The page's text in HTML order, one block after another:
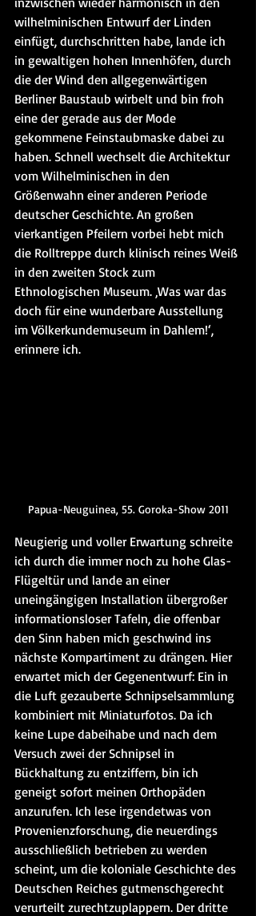
wilhelminischen Entwurf der Linden
einfügt, durchschritten habe, lande ich
in gewaltigen hohen Innenhöfen, durch
die der Wind den allgegenwärtigen
Berliner Baustaub wirbelt und bin froh
eine der gerade aus der Mode
gekommene Feinstaubmaske dabei zu
haben. Schnell wechselt die Architektur
vom Wilhelminischen in den
Größenwahn einer anderen Periode
deutscher Geschichte. An großen
vierkantigen Pfeilern vorbei hebt mich
die Rolltreppe durch klinisch reines Weiß
in den zweiten Stock zum
Ethnologischen Museum. ‚Was war das
doch für eine wunderbare Ausstellung
im Völkerkundemuseum in Dahlem!‘,
erinnere ich.
Papua-Neuguinea, 55. Goroka-Show 2011
Neugierig und voller Erwartung schreite
ich durch die immer noch zu hohe Glas-
Flügeltür und lande an einer
uneingängigen Installation übergroßer
informationsloser Tafeln, die offenbar
den Sinn haben mich geschwind ins
nächste Kompartiment zu drängen. Hier
erwartet mich der Gegenentwurf: Ein in
die Luft gezauberte Schnipselsammlung
kombiniert mit Miniaturfotos. Da ich
keine Lupe dabeihabe und nach dem
Versuch zwei der Schnipsel in
Bückhaltung zu entziffern, bin ich
geneigt sofort meinen Orthopäden
anzurufen. Ich lese irgendetwas von
Provenienzforschung, die neuerdings
ausschließlich betrieben zu werden
scheint, um die koloniale Geschichte des
Deutschen Reiches gutmenschgerecht
verurteilt zurechtzuplappern. Der dritte